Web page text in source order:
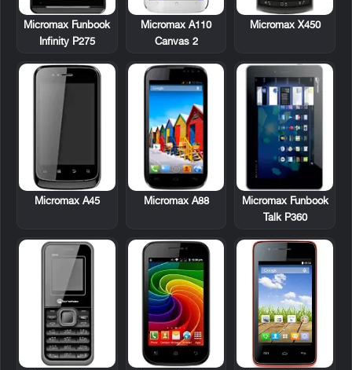
Micromax X450
Micromax A110
Canvas 2
Micromax Funbook
Infinity P275
Micromax Funbook
Talk P360
Micromax A88
Micromax A45